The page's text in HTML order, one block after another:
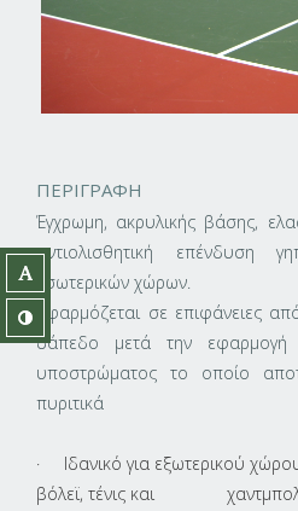
ΠΕΡΙΓΡΑΦΗ
Έγχρωμη, ακρυλικής βάσης,
αντιολισθητική επένδυση
εσωτερικών χώρων.
Εφαρμόζεται σε επιφάνειες
δάπεδο μετά την εφαρμογή
υποστρώματος το οποίο
πυριτικά
· Ιδανικό για εξωτερικού
βόλεϊ, τένις και χαντμπολ.